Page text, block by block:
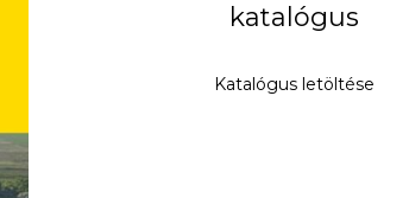
katalógus
Katalógus letöltése